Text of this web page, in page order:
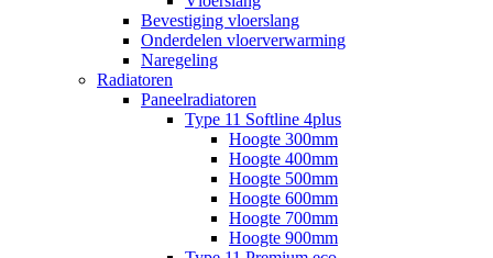
Bevestiging vloerslang
Onderdelen vloerverwarming
Naregeling
Radiatoren
Paneelradiatoren
Type 11 Softline 4plus
Hoogte 300mm
Hoogte 400mm
Hoogte 500mm
Hoogte 600mm
Hoogte 700mm
Hoogte 900mm